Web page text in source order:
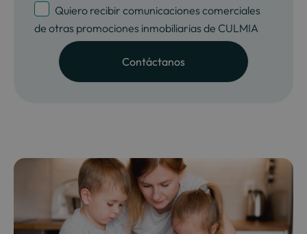
Quiero recibir comunicaciones comerciales
de otras promociones inmobiliarias de CULMIA